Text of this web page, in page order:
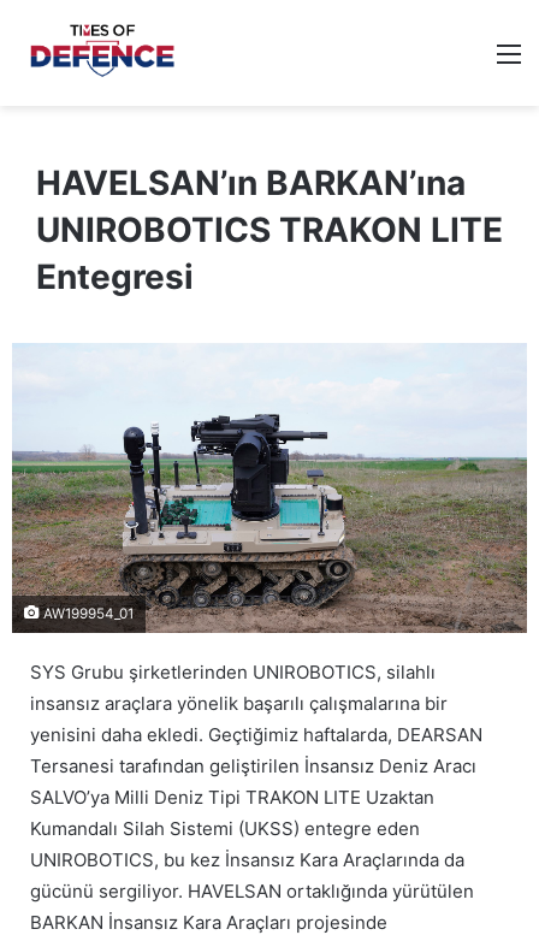
HAVELSAN’ın BARKAN’ına
UNIROBOTICS TRAKON LITE
Entegresi
AW199954_01
SYS Grubu şirketlerinden UNIROBOTICS, silahlı
insansız araçlara yönelik başarılı çalışmalarına bir
yenisini daha ekledi. Geçtiğimiz haftalarda, DEARSAN
Tersanesi tarafından geliştirilen İnsansız Deniz Aracı
SALVO’ya Milli Deniz Tipi TRAKON LITE Uzaktan
Kumandalı Silah Sistemi (UKSS) entegre eden
UNIROBOTICS, bu kez İnsansız Kara Araçlarında da
gücünü sergiliyor. HAVELSAN ortaklığında yürütülen
BARKAN İnsansız Kara Araçları projesinde